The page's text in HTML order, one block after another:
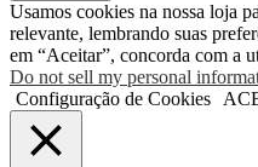
Usamos cookies na nossa loja
relevante, lembrando suas
em “Aceitar”, concorda com a
Do not sell my personal
Configuração de Cookies